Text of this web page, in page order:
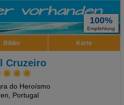
100%
Empfehlung
Bilder Karte
Cruzeiro
do Heroísmo
Portugal